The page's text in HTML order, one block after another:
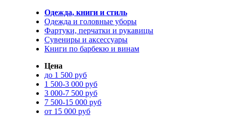
Одежда, книги и стиль
Одежда и головные уборы
Фартуки, перчатки и рукавицы
Сувениры и аксессуары
Книги по барбекю и винам
Цена
до 1 500 руб
1 500-3 000 руб
3 000-7 500 руб
7 500-15 000 руб
от 15 000 руб